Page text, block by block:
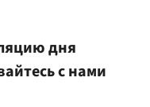
дня
с нами